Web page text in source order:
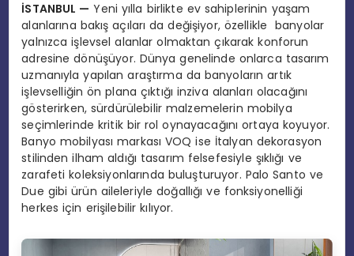
İSTANBUL — Yeni yılla birlikte ev sahiplerinin yaşam
alanlarına bakış açıları da değişiyor, özellikle banyolar
yalnızca işlevsel alanlar olmaktan çıkarak konforun
adresine dönüşüyor. Dünya genelinde onlarca tasarım
uzmanıyla yapılan araştırma da banyoların artık
işlevselliğin ön plana çıktığı inziva alanları olacağını
gösterirken, sürdürülebilir malzemelerin mobilya
seçimlerinde kritik bir rol oynayacağını ortaya koyuyor.
Banyo mobilyası markası VOQ ise İtalyan dekorasyon
stilinden ilham aldığı tasarım felsefesiyle şıklığı ve
zarafeti koleksiyonlarında buluşturuyor. Palo Santo ve
Due gibi ürün aileleriyle doğallığı ve fonksiyonelliği
herkes için erişilebilir kılıyor.